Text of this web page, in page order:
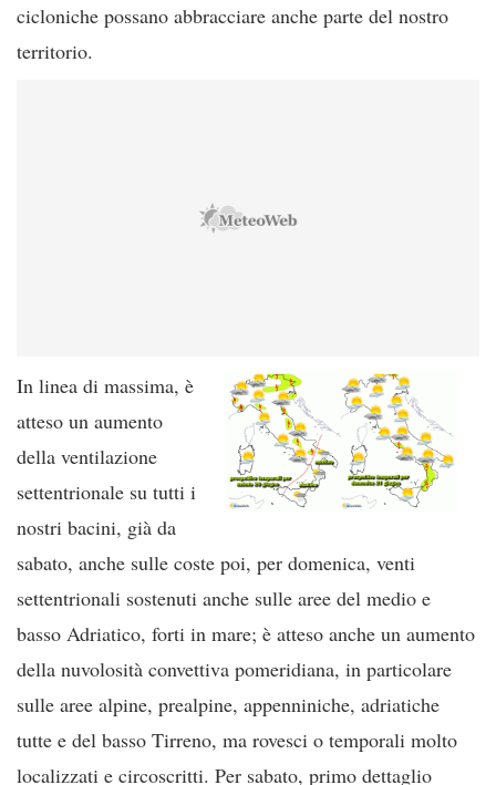
cicloniche possano abbracciare anche parte del nostro
territorio.
In linea di massima, è
atteso un aumento
della ventilazione
settentrionale su tutti i
nostri bacini, già da
sabato, anche sulle coste poi, per domenica, venti
settentrionali sostenuti anche sulle aree del medio e
basso Adriatico, forti in mare; è atteso anche un aumento
della nuvolosità convettiva pomeridiana, in particolare
sulle aree alpine, prealpine, appenniniche, adriatiche
tutte e del basso Tirreno, ma rovesci o temporali molto
localizzati e circoscritti. Per sabato, primo dettaglio